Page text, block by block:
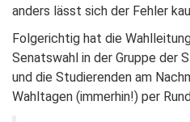
anders lässt sich der Fehler
Folgerichtig hat die
Senatswahl in der Gruppe der
und die Studierenden am
Wahltagen (immerhin!) per